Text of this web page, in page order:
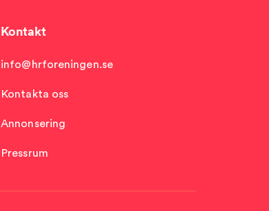
Kontakt
info@hrforeningen.se
Kontakta oss
Annonsering
Pressrum